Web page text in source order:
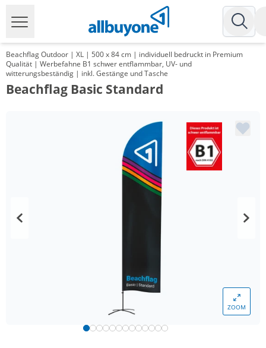
Beachflag Outdoor | XL | 500 x 84 cm | individuell bedruckt in Premium
Qualität | Werbefahne B1 schwer entflammbar, UV- und
witterungsbeständig | inkl. Gestänge und Tasche
Beachflag Basic Standard
ZOOM
Preis
137,16 €
128,66 €
97,10 €